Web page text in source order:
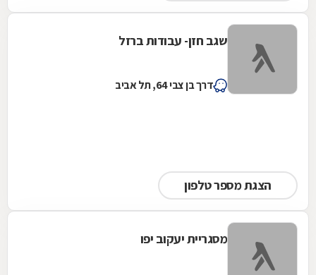
שגב חזן- עבודות ברזל
דרך בן צבי 64, תל אביב
הצגת מספר טלפון
מסגריית יעקוב יפו